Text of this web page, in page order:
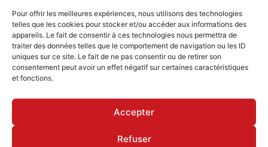
Pour offrir les meilleures expériences, nous utilisons des technologies
telles que les cookies pour stocker et/ou accéder aux informations des
appareils. Le fait de consentir à ces technologies nous permettra de
traiter des données telles que le comportement de navigation ou les ID
uniques sur ce site. Le fait de ne pas consentir ou de retirer son
consentement peut avoir un effet négatif sur certaines caractéristiques
et fonctions.
Accepter
Refuser
Inscription listes électorales
Recensement militaire
Le journal de ma ville
Gestion des déchets
Mentions légales & politique de confidentialité